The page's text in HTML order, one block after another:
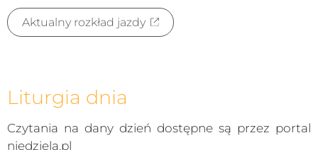
Aktualny rozkład jazdy
Liturgia dnia
Czytania na dany dzień dostępne są przez portal
niedziela.pl